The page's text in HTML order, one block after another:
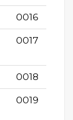
0016
0017
0018
0019